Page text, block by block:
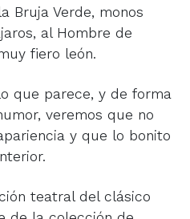
Bruja Verde, monos
al Hombre de
fiero león.
que parece, y de forma
veremos que no
y que lo bonito
teatral del clásico